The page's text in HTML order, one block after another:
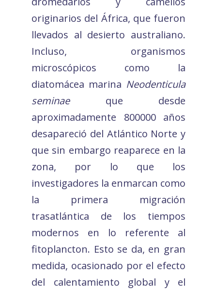
originarios del África, que fueron
llevados al desierto australiano.
Incluso, organismos
microscópicos como la
diatomácea marina Neodenticula
seminaeque desde
aproximadamente 800000 años
desapareció del Atlántico Norte y
que sin embargo reaparece en la
zona, por lo que los
investigadores la enmarcan como
la primera migración
trasatlántica de los tiempos
modernos en lo referente al
fitoplancton. Esto se da, en gran
medida, ocasionado por el efecto
del calentamiento global y el